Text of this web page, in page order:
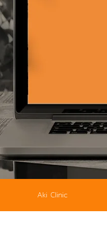
Aki Clinic